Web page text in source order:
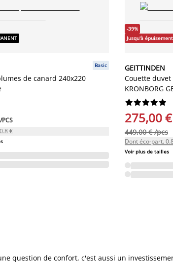
de canard 240x220
Basic
/PCS
€
-39%
Jusqu'à
GEITTINDEN
Couette
KRONBORG






275,00 €
449,00 € /pcs
Dont éco-part.
Voir plus de tailles
question de confort, c'est aussi un